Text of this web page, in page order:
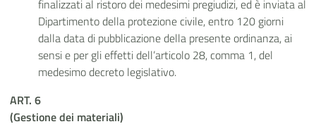
finalizzati al ristoro dei medesimi pregiudizi, ed è inviata al
Dipartimento della protezione civile, entro 120 giorni
dalla data di pubblicazione della presente ordinanza, ai
sensi e per gli effetti dell’articolo 28, comma 1, del
medesimo decreto legislativo.
ART. 6
(Gestione dei materiali)